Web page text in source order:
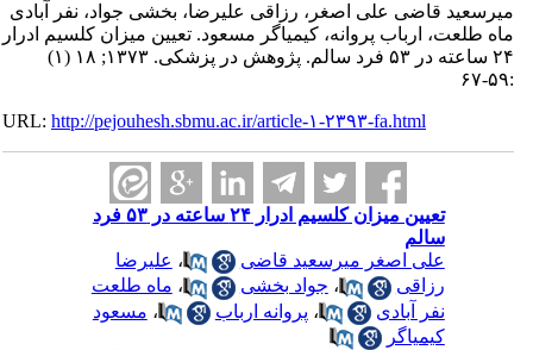
میرسعید قاضی علی اصغر، رزاقی علیرضا، بخشی جواد، نفر آبادی
ماه طلعت، ارباب پروانه، کیمیاگر مسعود. تعیین میزان کلسیم ادرار
۲۴ ساعته در ۵۳ فرد سالم. پژوهش در پزشکی. ۱۳۷۳; ۱۸ (۱)
URL:http://pejouhesh.sbmu.ac.ir/article-۱-۲۳۹۳-fa.html
تعیین میزان کلسیم ادرار ۲۴ ساعته در ۵۳ فرد
سالم
علی اصغر میرسعید قاضی
،علیرضا
رزاقی
،جواد بخشی ،ماه طلعت
نفر آبادی
،پروانه ارباب ،مسعود
کیمیاگر